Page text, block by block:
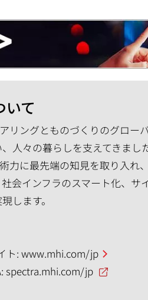
いて
リングとものづくりのグロー
人々の暮らしを支えてきました
力に最先端の知見を取り入れ
会インフラのスマート化、サ
します。
ト:www.mhi.com/jp
spectra.mhi.com/jp